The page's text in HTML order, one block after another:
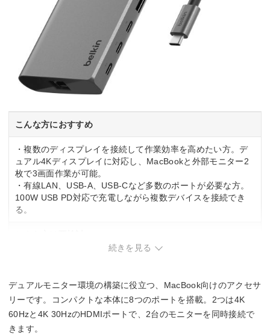
こんな方におすすめ
・複数のディスプレイを接続して作業効率を高めたい方。デ
ュアル4Kディスプレイに対応し、MacBookと外部モニター2
枚で3画面作業が可能。
・有線LAN、USB-A、USB-Cなど多数のポートが必要な方。
100W USB PD対応で充電しながら複数デバイスを接続でき
る。
・発熱が気になる方。高機能ゆえに使用時の温度上昇があ
る。
続きを見る
デュアルモニター環境の構築に役立つ、MacBook向けのアクセサ
リーです。コンパクトな本体に8つのポートを搭載。2つは4K
60Hzと4K 30HzのHDMIポートで、2台のモニターを同時接続で
きます。